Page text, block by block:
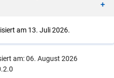
am 13. Juli 2026.
am: 06. August 2026